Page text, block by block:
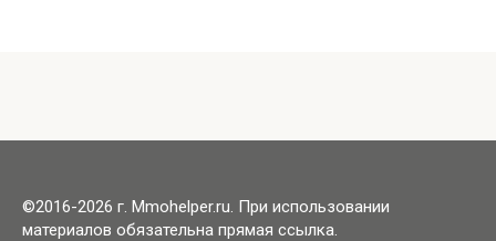
©2016-2026 г. Mmohelper.ru. При использовании
материалов обязательна прямая ссылка.